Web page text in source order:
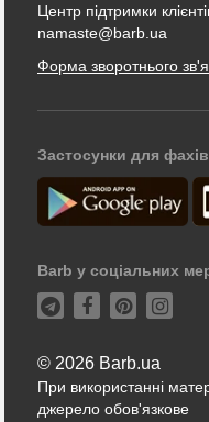
Центр підтримки
namaste@barb.ua
Форма зворотнього
Застосунки для
Barb у соціальних
© 2026 Barb.ua
При використанні
джерело обов'язкове